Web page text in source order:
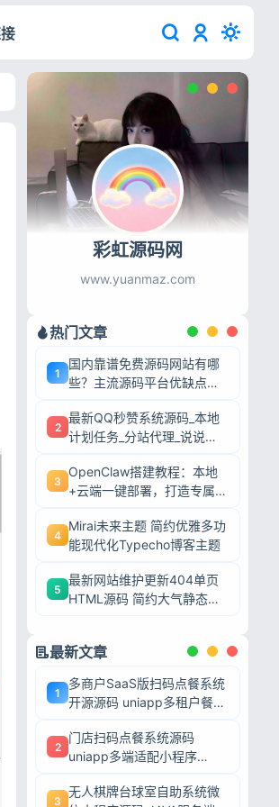
彩虹源码网
www.yuanmaz.com
热门文章
1
国内靠谱免费源码网站有哪
些？主流源码平台优缺点深
2
最新QQ秒赞系统源码_本地
计划任务_分站代理_说说赞
3
OpenClaw搭建教程：本地
+云端一键部署，打造专属AI
4
Mirai未来主题 简约优雅多功
能现代化Typecho博客主题
5
最新网站维护更新404单页
HTML源码 简约大气静态模
最新文章
1
多商户SaaS版扫码点餐系统
开源源码 uniapp多租户餐饮
2
门店扫码点餐系统源码
uniapp多端适配小程序
银全套源码
3
无人棋牌台球室自助系统微